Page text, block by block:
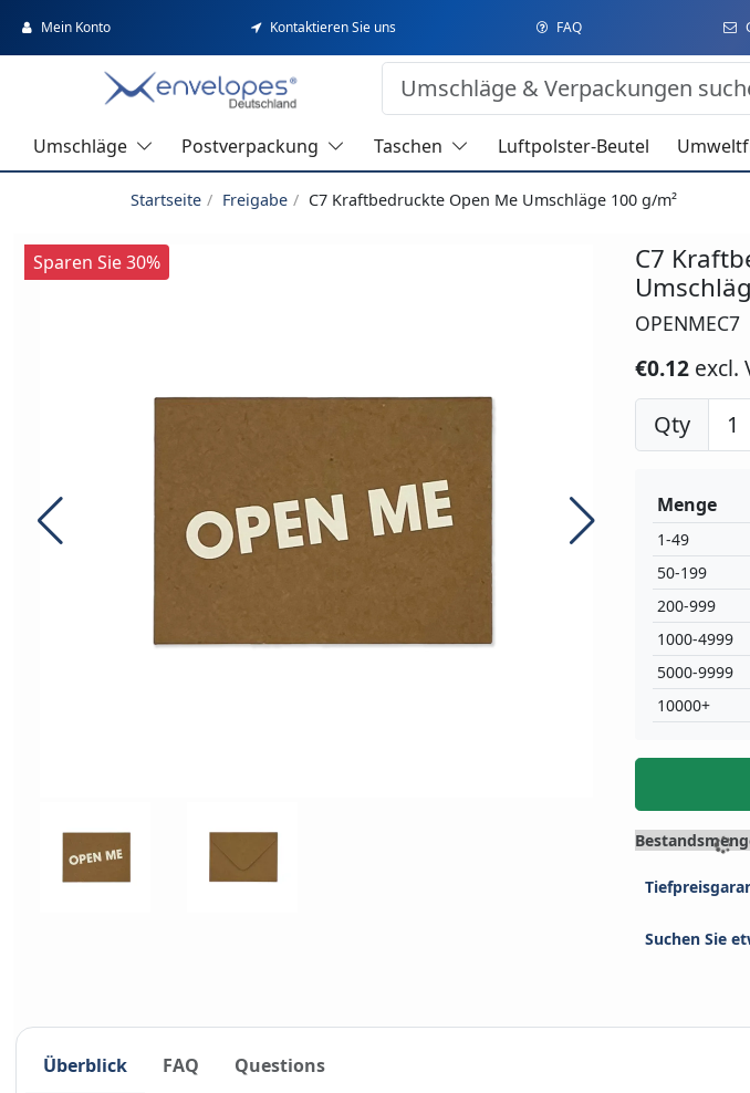
Mein Konto Kontaktieren Sie uns FAQ
Umschläge Postverpackung Taschen Luftpolster-Beutel
Startseite Freigabe C7 Kraftbedruckte Open Me Umschläge 100 g/m²
Sparen Sie 30%
C7
OPENMEC7
€0.12 excl.
Qty
Menge
1-49
50-199
200-999
1000-4999
5000-9999
10000+
Suchen Sie
Überblick FAQ Questions